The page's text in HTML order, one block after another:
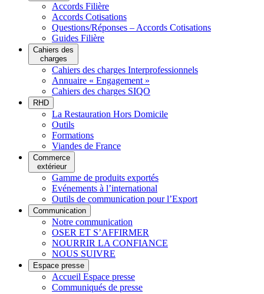
Accords Filière
Accords Cotisations
Questions/Réponses – Accords Cotisations
Guides Filière
Cahiers des
charges
Cahiers des charges Interprofessionnels
Annuaire « Engagement »
Cahiers des charges SIQO
RHD
La Restauration Hors Domicile
Outils
Formations
Viandes de France
Commerce
extérieur
Gamme de produits exportés
Evénements à l’international
Outils de communication pour l’Export
Communication
Notre communication
OSER ET S’AFFIRMER
NOURRIR LA CONFIANCE
NOUS SUIVRE
Espace presse
Accueil Espace presse
Communiqués de presse